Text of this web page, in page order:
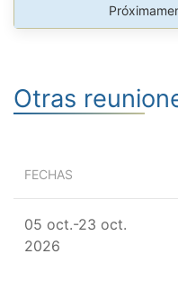
Otras
FECHAS
05 oct.-23 oct.
2026